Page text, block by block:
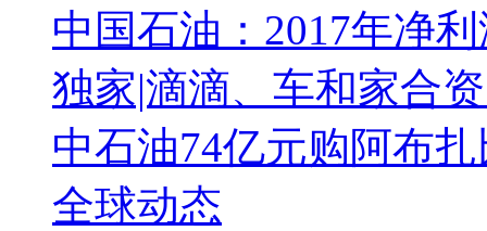
中国石油：2017年净
独家|滴滴、车和家合
中石油74亿元购阿布
全球动态